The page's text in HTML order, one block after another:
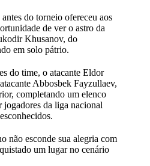
do torneio ofereceu aos
de ver o astro da
Khusanov, do
em solo pátrio.
do time, o atacante Eldor
Abbosbek Fayzullaev,
completando um elenco
jogadores da liga nacional
não esconde sua alegria com
um lugar no cenário